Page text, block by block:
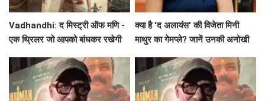
Vadhandhi: द मिस्ट्री ऑफ मणि -
एक थ्रिलर जो आपको बांधकर रखेगी
क्या है 'द अलायंस' की विजेता मिनी
माथुर का गेमप्ले? जानें उनकी अनोखी